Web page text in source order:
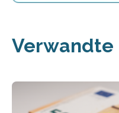
Verwandte